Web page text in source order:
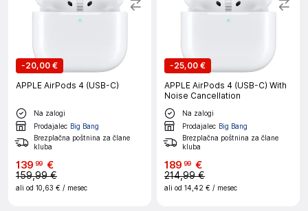
-20,00 €
APPLE AirPods 4 (USB-C)
Na zalogi
Prodajalec Big Bang
Brezplačna poštnina za člane
kluba
139 99 €
159,99 €
ali od 10,63 € / mesec
-25,00 €
APPLE AirPods 4 (USB-C) With
Noise Cancellation
Na zalogi
Prodajalec Big Bang
Brezplačna poštnina za člane
kluba
189 99 €
214,99 €
ali od 14,42 € / mesec